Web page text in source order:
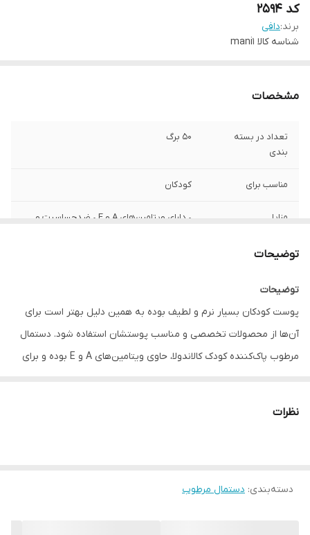
کد 2594
برند:دافی
شناسه کالا mani1
مشخصات
تعداد در بسته
بندی
50 برگ
مناسب برای کودکان
مزایا
• دارای ویتامین‌های A و E • ضدحساسیت و
توضیحات
توضیحات
پوست کودکان بسیار نرم و لطیف بوده به همین دلیل بهتر است برای
آن‌ها از محصولات تخصصی و مناسب پوستشان استفاده شود. دستمال
مرطوب پاک‌کننده کودک کالاندولا، حاوی ویتامین‌های A و E بوده و برای
نظرات
دسته‌بندی: دستمال مرطوب